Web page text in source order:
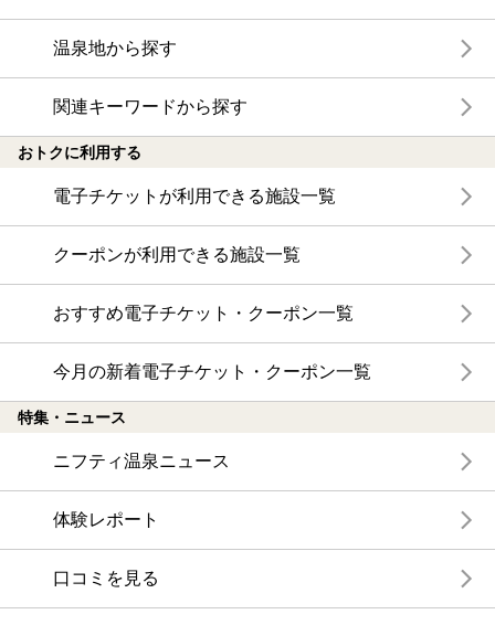
温泉地から探す
関連キーワードから探す
おトクに利用する
電子チケットが利用できる施設一覧
クーポンが利用できる施設一覧
おすすめ電子チケット・クーポン一覧
今月の新着電子チケット・クーポン一覧
特集・ニュース
ニフティ温泉ニュース
体験レポート
口コミを見る